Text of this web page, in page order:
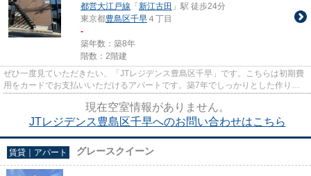
都営大江戸線 「 新江古田 」駅 徒歩24分
東京都豊島区千早 ４丁目
-
築年数：築8年
階数：2階建
ぜひ一度見ていただきたい、「JTレジデンス豊島区千早」です。こちらは初期費
用をカードでお支払いいただけるアパートです。築7年でしっかりとした作りが
現在空室情報がありません。
JTレジデンス豊島区千早へのお問い合わせはこちら
賃貸｜アパート グレースクイーン